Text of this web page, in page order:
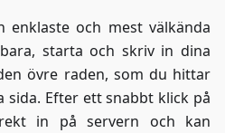
enklaste och mest välkända
starta och skriv in dina
övre raden, som du hittar
sida. Efter ett snabbt klick på
in på servern och kan